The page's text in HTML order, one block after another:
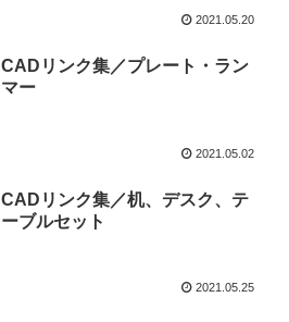
2021.05.20
CADリンク集／プレート・ラン
マー
2021.05.02
CADリンク集／机、デスク、テ
ーブルセット
2021.05.25